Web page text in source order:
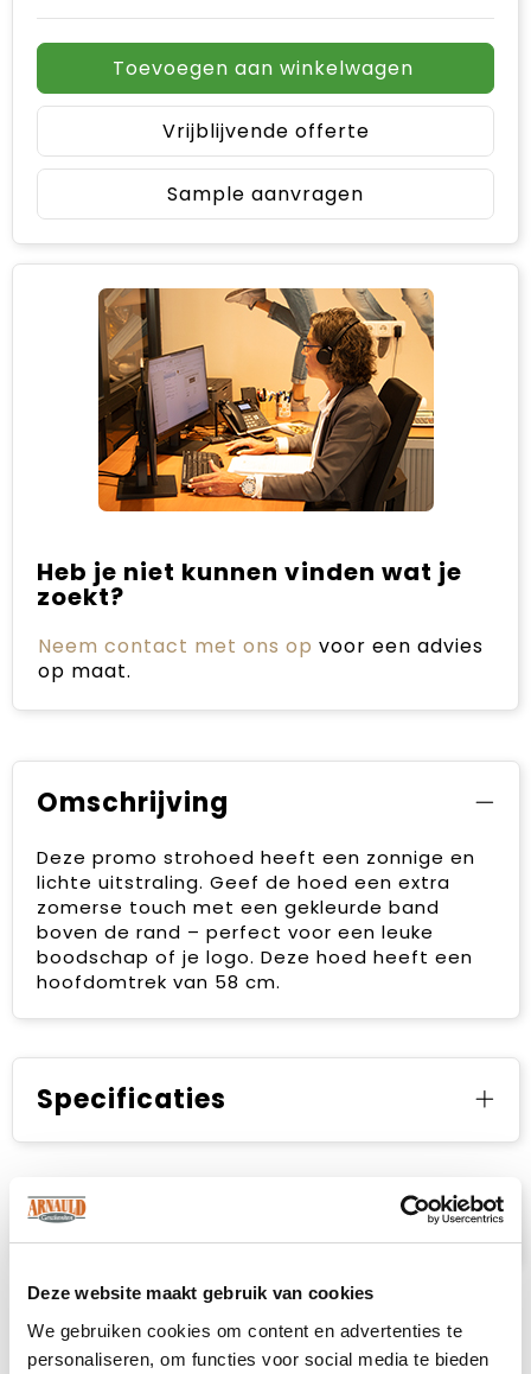
Deze website maakt gebruik van cookies
We gebruiken cookies om content en advertenties te
personaliseren, om functies voor social media te bieden
Toevoegen aan winkelwagen
Vrijblijvende offerte
Sample aanvragen
Heb je niet kunnen vinden wat je
zoekt?
Neem contact met ons op voor een advies
op maat.
Omschrijving
Deze promo strohoed heeft een zonnige en
lichte uitstraling. Geef de hoed een extra
zomerse touch met een gekleurde band
boven de rand – perfect voor een leuke
boodschap of je logo. Deze hoed heeft een
hoofdomtrek van 58 cm.
Specificaties
Prijsspecificaties